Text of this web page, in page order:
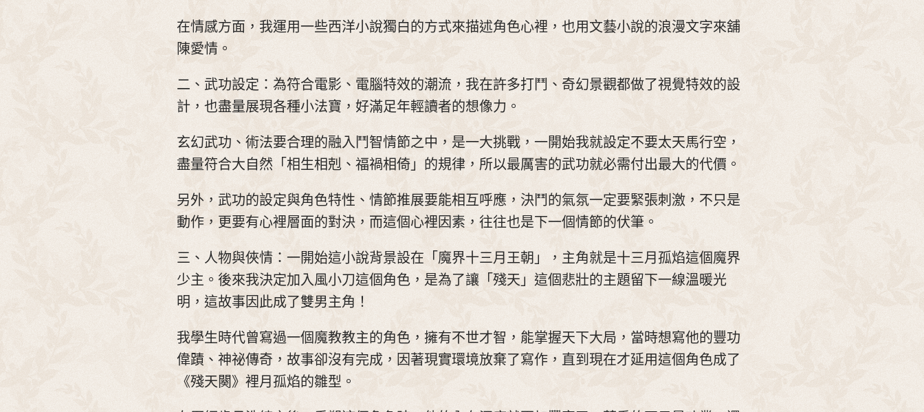
在情感方面，我運用一些西洋小說獨白的方式來描述角色心裡，也用文藝小說的浪漫文字來舖
陳愛情。
二、武功設定：為符合電影、電腦特效的潮流，我在許多打鬥、奇幻景觀都做了視覺特效的設
計，也盡量展現各種小法寶，好滿足年輕讀者的想像力。
玄幻武功、術法要合理的融入鬥智情節之中，是一大挑戰，一開始我就設定不要太天馬行空，
盡量符合大自然「相生相剋、福禍相倚」的規律，所以最厲害的武功就必需付出最大的代價。
另外，武功的設定與角色特性、情節推展要能相互呼應，決鬥的氣氛一定要緊張刺激，不只是
動作，更要有心裡層面的對決，而這個心裡因素，往往也是下一個情節的伏筆。
三、人物與俠情：一開始這小說背景設在「魔界十三月王朝」，主角就是十三月孤焰這個魔界
少主。後來我決定加入風小刀這個角色，是為了讓「殘天」這個悲壯的主題留下一線溫暖光
明，這故事因此成了雙男主角！
我學生時代曾寫過一個魔教教主的角色，擁有不世才智，能掌握天下大局，當時想寫他的豐功
偉蹟、神祕傳奇，故事卻沒有完成，因著現實環境放棄了寫作，直到現在才延用這個角色成了
《殘天闋》裡月孤焰的雛型。